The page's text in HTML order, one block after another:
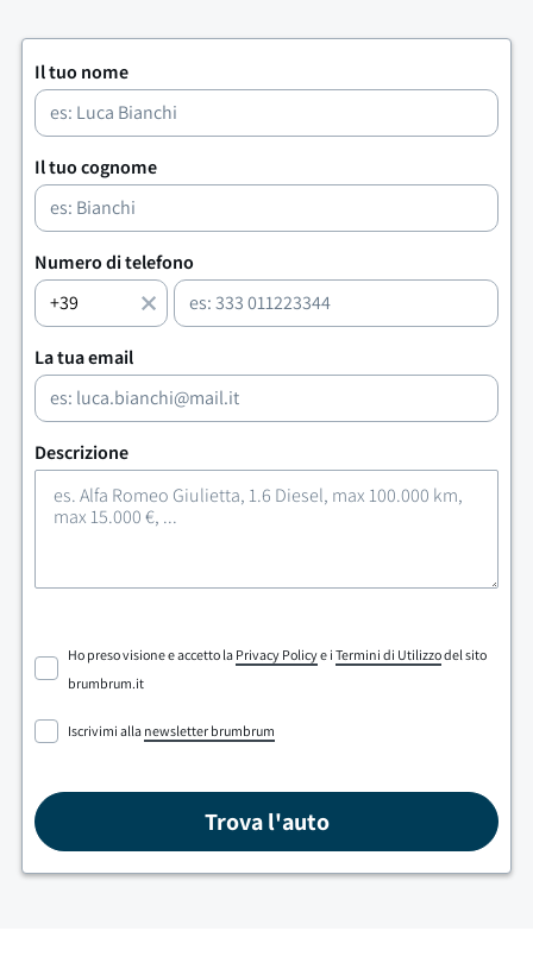
Il tuo nome
Il tuo cognome
Numero di telefono
La tua email
Descrizione
Ho preso visione e accetto la Privacy Policye i Termini di Utilizzodel sito
brumbrum.it
Iscrivimi alla newsletter brumbrum
Trova l'auto